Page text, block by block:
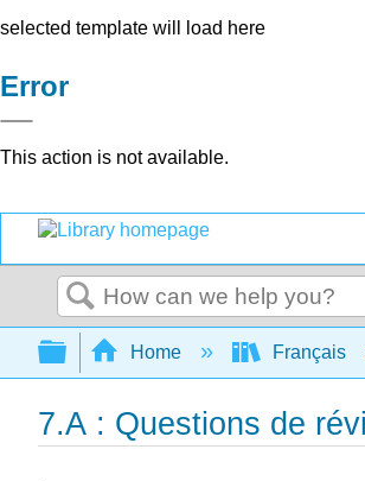
selected template will load here
Error
This action is not available.
Search
Expand/collapse
Home Français
7.A : Questions de